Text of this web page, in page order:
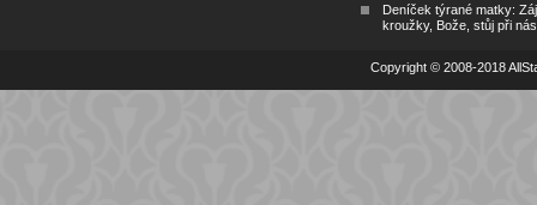
Deníček týrané matky:
kroužky, Bože, stůj při nás
Copyright © 2008-2018